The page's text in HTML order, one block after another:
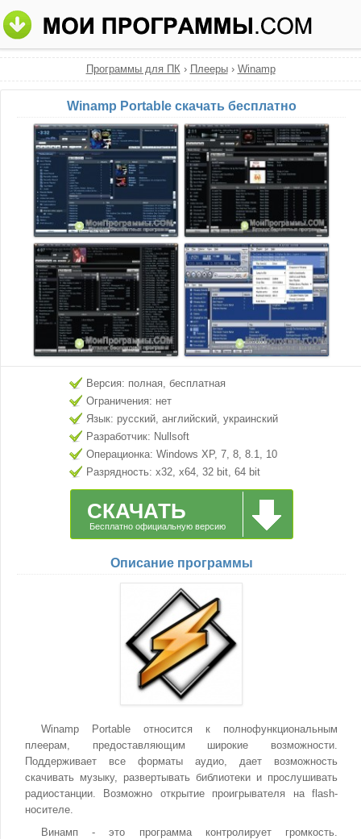
Программы для ПК› Плееры› Winamp
Winamp Portable скачать бесплатно
Версия: полная, бесплатная
Ограничения: нет
Язык: русский, английский, украинский
Разработчик: Nullsoft
Операционка: Windows XP, 7, 8, 8.1, 10
Разрядность: x32, x64, 32 bit, 64 bit
СКАЧАТЬ
Бесплатно официальную версию
Описание программы
Winamp Portable относится к полнофункциональным
плеерам, предоставляющим широкие возможности.
Поддерживает все форматы аудио, дает возможность
скачивать музыку, развертывать библиотеки и прослушивать
радиостанции. Возможно открытие проигрывателя на flash-
носителе.
Винамп - это программа контролирует громкость.